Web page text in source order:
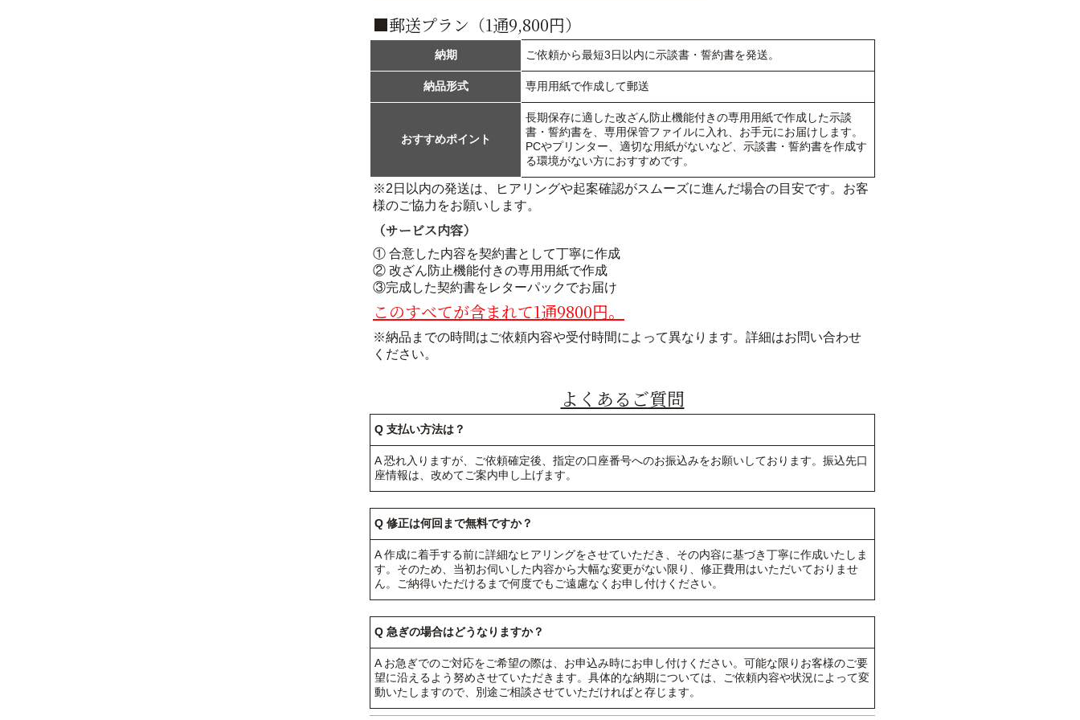
■郵送プラン（1通9,800円）
納期 ご依頼から最短3日以内に示談書・誓約書を発送。
納品形式 専用用紙で作成して郵送
おすすめポイント
長期保存に適した改ざん防止機能付きの専用用紙で作成した示談
書・誓約書を、専用保管ファイルに入れ、お手元にお届けします。
PCやプリンター、適切な用紙がないなど、示談書・誓約書を作成す
る環境がない方におすすめです。
※2日以内の発送は、ヒアリングや起案確認がスムーズに進んだ場合の目安です。お客
様のご協力をお願いします。
（サービス内容）
① 合意した内容を契約書として丁寧に作成
② 改ざん防止機能付きの専用用紙で作成
③完成した契約書をレターパックでお届け
このすべてが含まれて1通9800円。
※納品までの時間はご依頼内容や受付時間によって異なります。詳細はお問い合わせ
ください。
よくあるご質問
Q 支払い方法は？
A 恐れ入りますが、ご依頼確定後、指定の口座番号へのお振込みをお願いしております。振込先口
座情報は、改めてご案内申し上げます。
Q 修正は何回まで無料ですか？
A 作成に着手する前に詳細なヒアリングをさせていただき、その内容に基づき丁寧に作成いたしま
す。そのため、当初お伺いした内容から大幅な変更がない限り、修正費用はいただいておりませ
ん。ご納得いただけるまで何度でもご遠慮なくお申し付けください。
Q 急ぎの場合はどうなりますか？
A お急ぎでのご対応をご希望の際は、お申込み時にお申し付けください。可能な限りお客様のご要
望に沿えるよう努めさせていただきます。具体的な納期については、ご依頼内容や状況によって変
動いたしますので、別途ご相談させていただければと存じます。